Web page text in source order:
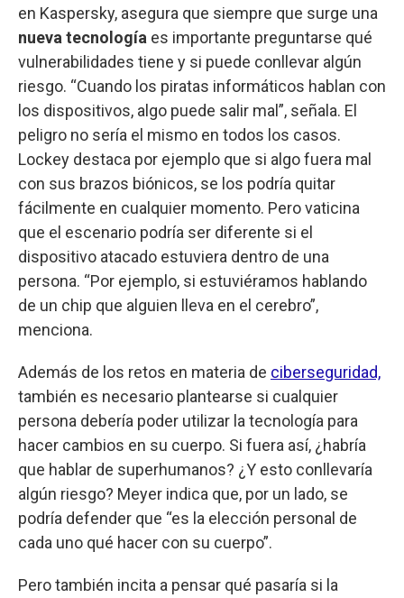
en Kaspersky, asegura que siempre que surge una
nueva tecnología es importante preguntarse qué
vulnerabilidades tiene y si puede conllevar algún
riesgo. “Cuando los piratas informáticos hablan con
los dispositivos, algo puede salir mal”, señala. El
peligro no sería el mismo en todos los casos.
Lockey destaca por ejemplo que si algo fuera mal
con sus brazos biónicos, se los podría quitar
fácilmente en cualquier momento. Pero vaticina
que el escenario podría ser diferente si el
dispositivo atacado estuviera dentro de una
persona. “Por ejemplo, si estuviéramos hablando
de un chip que alguien lleva en el cerebro”,
menciona.
Además de los retos en materia de ciberseguridad,
también es necesario plantearse si cualquier
persona debería poder utilizar la tecnología para
hacer cambios en su cuerpo. Si fuera así, ¿habría
que hablar de superhumanos? ¿Y esto conllevaría
algún riesgo? Meyer indica que, por un lado, se
podría defender que “es la elección personal de
cada uno qué hacer con su cuerpo”.
Pero también incita a pensar qué pasaría si la